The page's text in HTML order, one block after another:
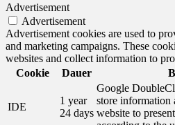
Advertisement
Advertisement
Advertisement cookies are used to
and marketing campaigns. These
websites and collect information to
Cookie
Dauer
IDE
1 year
24 days
Google
store information
website to